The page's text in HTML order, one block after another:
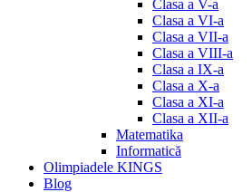
Clasa a V-a
Clasa a VI-a
Clasa a VII-a
Clasa a VIII-a
Clasa a IX-a
Clasa a X-a
Clasa a XI-a
Clasa a XII-a
Matematika
Informatică
Olimpiadele KINGS
Blog